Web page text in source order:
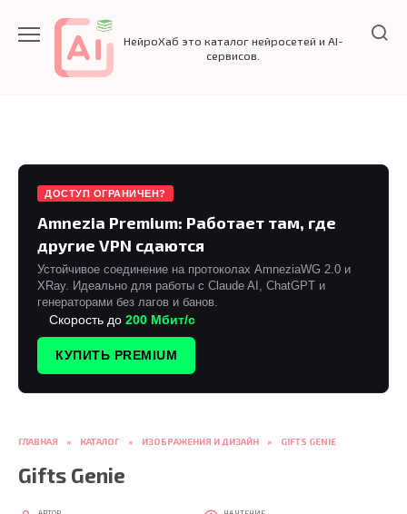
содержанию
НейроХаб это каталог нейросетей и AI-
сервисов.
ДОСТУП ОГРАНИЧЕН?
Amnezia Premium: Работает там, где
другие VPN сдаются
Устойчивое соединение на протоколах AmneziaWG 2.0 и
XRay. Идеально для работы с Claude AI, ChatGPT и
генераторами без лагов и банов.
Скорость до 200 Мбит/с
КУПИТЬ PREMIUM
ГЛАВНАЯ » КАТАЛОГ » ИЗОБРАЖЕНИЯ И ДИЗАЙН » GIFTS GENIE
Gifts Genie